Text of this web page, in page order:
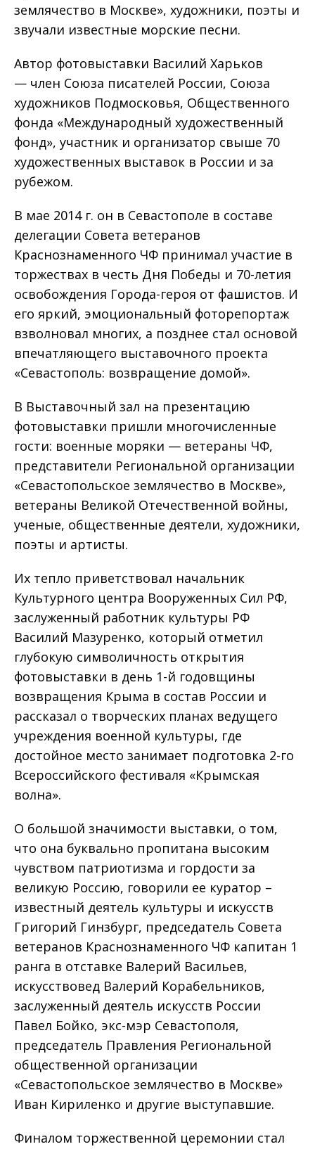
землячество в Москве», художники, поэты и
звучали известные морские песни.
Автор фотовыставки Василий Харьков
— член Союза писателей России, Союза
художников Подмосковья, Общественного
фонда «Международный художественный
фонд», участник и организатор свыше 70
художественных выставок в России и за
рубежом.
В мае 2014 г. он в Севастополе в составе
делегации Совета ветеранов
Краснознаменного ЧФ принимал участие в
торжествах в честь Дня Победы и 70-летия
освобождения Города-героя от фашистов. И
его яркий, эмоциональный фоторепортаж
взволновал многих, а позднее стал основой
впечатляющего выставочного проекта
«Севастополь: возвращение домой».
В Выставочный зал на презентацию
фотовыставки пришли многочисленные
гости: военные моряки — ветераны ЧФ,
представители Региональной организации
«Севастопольское землячество в Москве»,
ветераны Великой Отечественной войны,
ученые, общественные деятели, художники,
поэты и артисты.
Их тепло приветствовал начальник
Культурного центра Вооруженных Сил РФ,
заслуженный работник культуры РФ
Василий Мазуренко, который отметил
глубокую символичность открытия
фотовыставки в день 1-й годовщины
возвращения Крыма в состав России и
рассказал о творческих планах ведущего
учреждения военной культуры, где
достойное место занимает подготовка 2-го
Всероссийского фестиваля «Крымская
волна».
О большой значимости выставки, о том,
что она буквально пропитана высоким
чувством патриотизма и гордости за
великую Россию, говорили ее куратор –
известный деятель культуры и искусств
Григорий Гинзбург, председатель Совета
ветеранов Краснознаменного ЧФ капитан 1
ранга в отставке Валерий Васильев,
искусствовед Валерий Корабельников,
заслуженный деятель искусств России
Павел Бойко, экс-мэр Севастополя,
председатель Правления Региональной
общественной организации
«Севастопольское землячество в Москве»
Иван Кириленко и другие выступавшие.
Финалом торжественной церемонии стал